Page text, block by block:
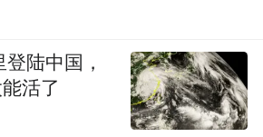
陆中国，
活了